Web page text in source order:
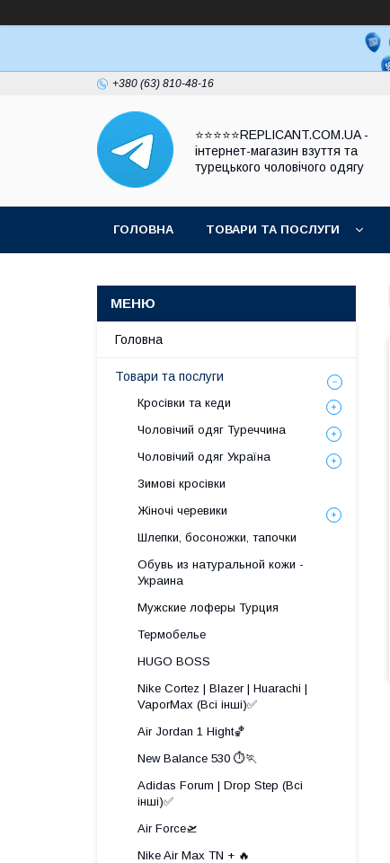
+380 (63) 810-48-16
⭐⭐⭐⭐⭐REPLICANT.COM.UA -
інтернет-магазин взуття та
турецького чоловічого одягу
ГОЛОВНА ТОВАРИ ТА ПОСЛУГИ
Головна
Товари та послуги
Кросівки та кеди
Чоловічий одяг Туреччина
Чоловічий одяг Україна
Зимові кросівки
Жіночі черевики
Шлепки, босоножки, тапочки
Обувь из натуральной кожи -
Украина
Мужские лоферы Турция
Термобелье
HUGO BOSS
Nike Cortez | Blazer | Huarachi |
VaporMax (Всі інші)✅
Air Jordan 1 Hight🏀
New Balance 530 ⏱️🏃
Adidas Forum | Drop Step (Всі
інші)✅
Air Force🛫
Nike Air Max TN + 🔥